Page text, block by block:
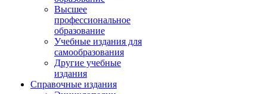
Высшее
профессиональное
образование
Учебные издания для
самообразования
Другие учебные
издания
Справочные издания